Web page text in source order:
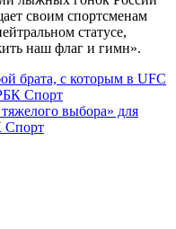
своим спортсменам
статусе,
наш флаг и гимн».
брата, с которым в UFC
Спорт
выбора» для
Спорт